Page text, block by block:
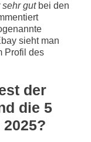
sehr gutbei den
sieht man
Profil des
der
die 5